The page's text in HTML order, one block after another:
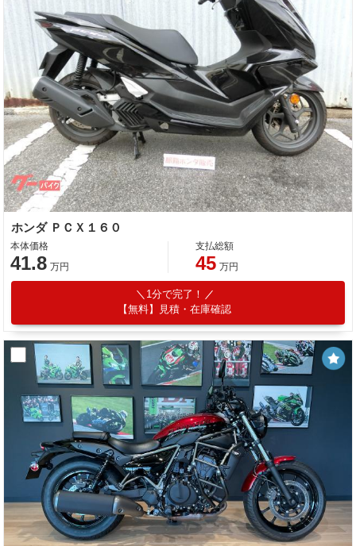
ホンダ ＰＣＸ１６０
本体価格
41.8 万円
支払総額
45 万円
1分で完了！
【無料】見積・在庫確認